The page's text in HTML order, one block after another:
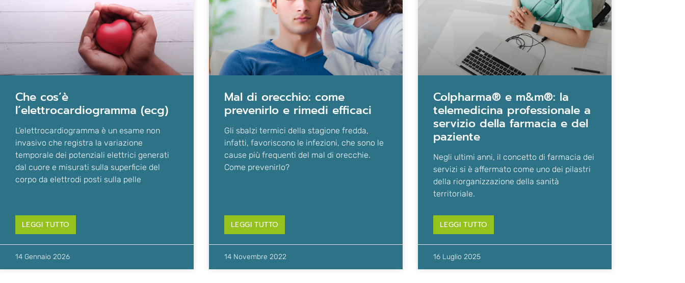
che cos’è
l’elettrocardiogramma (ecg)
L’elettrocardiogramma è un esame non
invasivo che registra la variazione
temporale dei potenziali elettrici generati
dal cuore e misurati sulla superficie del
corpo da elettrodi posti sulla pelle
LEGGI TUTTO
14 Gennaio 2026
mal di orecchio: come
prevenirlo e rimedi efficaci
Gli sbalzi termici della stagione fredda,
infatti, favoriscono le infezioni, che sono le
cause più frequenti del mal di orecchie.
Come prevenirlo?
LEGGI TUTTO
14 Novembre 2022
colpharma® e m&m®: la
telemedicina professionale a
servizio della farmacia e del
paziente
Negli ultimi anni, il concetto di farmacia dei
servizi si è affermato come uno dei pilastri
della riorganizzazione della sanità
territoriale.
LEGGI TUTTO
16 Luglio 2025